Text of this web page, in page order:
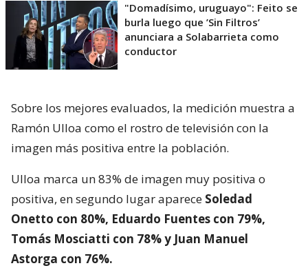
"Domadísimo, uruguayo": Feito se
burla luego que ’Sin Filtros’
anunciara a Solabarrieta como
conductor
Sobre los mejores evaluados, la medición muestra a
Ramón Ulloa como el rostro de televisión con la
imagen más positiva entre la población.
Ulloa marca un 83% de imagen muy positiva o
positiva, en segundo lugar aparece Soledad
Onetto con 80%, Eduardo Fuentes con 79%,
Tomás Mosciatti con 78% y Juan Manuel
Astorga con 76%.